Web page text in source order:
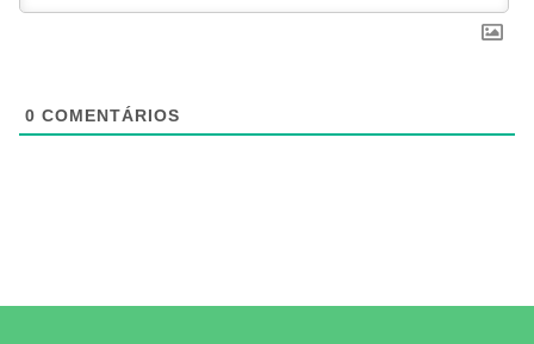
0 COMENTÁRIOS